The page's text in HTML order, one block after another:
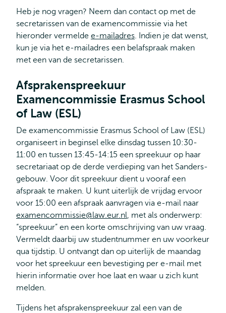
Heb je nog vragen? Neem dan contact op met de
secretarissen van de examencommissie via het
hieronder vermelde e-mailadres. Indien je dat wenst,
kun je via het e-mailadres een belafspraak maken
met een van de secretarissen.
Afsprakenspreekuur
Examencommissie Erasmus School
of Law (ESL)
De examencommissie Erasmus School of Law (ESL)
organiseert in beginsel elke dinsdag tussen 10:30-
11:00 en tussen 13:45-14:15 een spreekuur op haar
secretariaat op de derde verdieping van het Sanders-
gebouw. Voor dit spreekuur dient u vooraf een
afspraak te maken. U kunt uiterlijk de vrijdag ervoor
voor 15:00 een afspraak aanvragen via e-mail naar
examencommissie@law.eur.nl, met als onderwerp:
“spreekuur” en een korte omschrijving van uw vraag.
Vermeldt daarbij uw studentnummer en uw voorkeur
qua tijdstip. U ontvangt dan op uiterlijk de maandag
voor het spreekuur een bevestiging per e-mail met
hierin informatie over hoe laat en waar u zich kunt
melden.
Tijdens het afsprakenspreekuur zal een van de